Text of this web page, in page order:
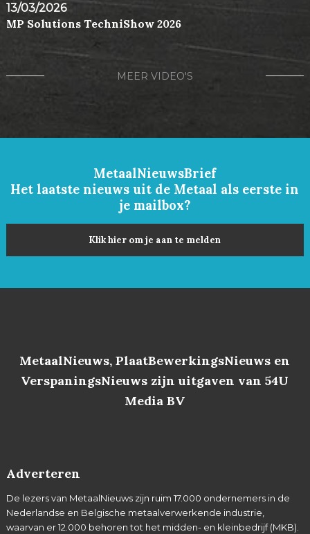
13/03/2026
MP Solutions TechniShow 2026
MEER VIDEO'S
MetaalNieuwsBrief
Het laatste nieuws uit de Metaal als eerste in
je mailbox?
Klik hier om je aan te melden
MetaalNieuws, PlaatBewerkingsNieuws en
VerspaningsNieuws zijn uitgaven van 54U
Media BV
Adverteren
De lezers van MetaalNieuws zijn ruim 17.000 ondernemers in de
Nederlandse en Belgische metaalverwerkende industrie,
waarvan er 12.000 behoren tot het midden- en kleinbedrijf (MKB).